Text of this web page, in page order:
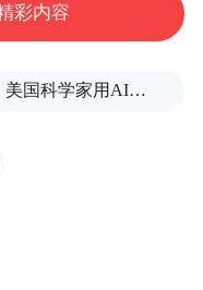
彩内容
美国科学家用AI设计出新病毒